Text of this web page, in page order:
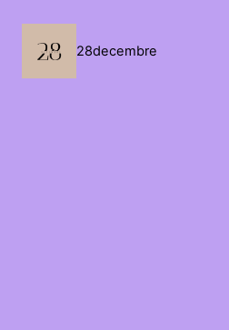
contenu
28decembre